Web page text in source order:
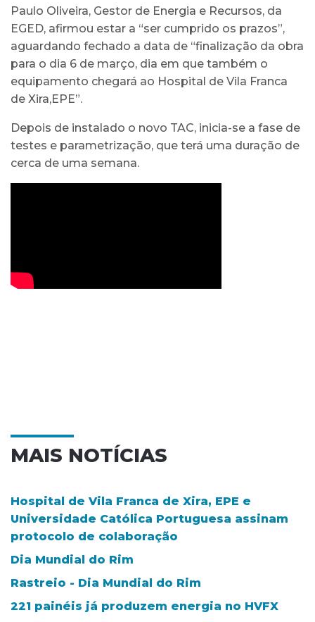
Paulo Oliveira, Gestor de Energia e Recursos, da
EGED, afirmou estar a “ser cumprido os prazos”,
aguardando fechado a data de “finalização da obra
para o dia 6 de março, dia em que também o
equipamento chegará ao Hospital de Vila Franca
de Xira,EPE”.
Depois de instalado o novo TAC, inicia-se a fase de
testes e parametrização, que terá uma duração de
cerca de uma semana.
MAIS NOTÍCIAS
Hospital de Vila Franca de Xira, EPE e
Universidade Católica Portuguesa assinam
protocolo de colaboração
Dia Mundial do Rim
Rastreio - Dia Mundial do Rim
221 painéis já produzem energia no HVFX